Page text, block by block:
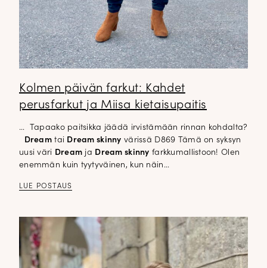
Kolmen päivän farkut: Kahdet
perusfarkut ja Miisa kietaisupaitis
… Tapaako paitsikka jäädä irvistämään rinnan kohdalta?
Dreamtai Dream skinny värissä D869 Tämä on syksyn
uusi väri Dream ja Dream skinny farkkumallistoon! Olen
enemmän kuin tyytyväinen, kun näin…
LUE POSTAUS